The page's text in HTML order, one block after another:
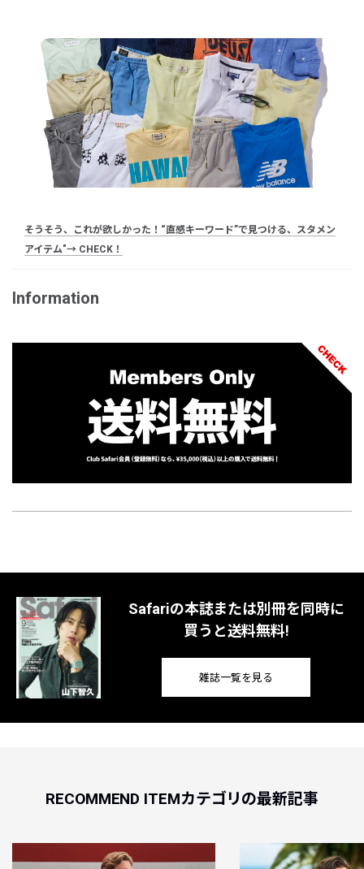
そうそう、これが欲しかった！“直感キーワード”で見つける、スタメン
アイテム"→ CHECK！
Information
Safariの本誌または別冊を同時に
買うと送料無料!
雑誌一覧を見る
RECOMMEND ITEMカテゴリの最新記事